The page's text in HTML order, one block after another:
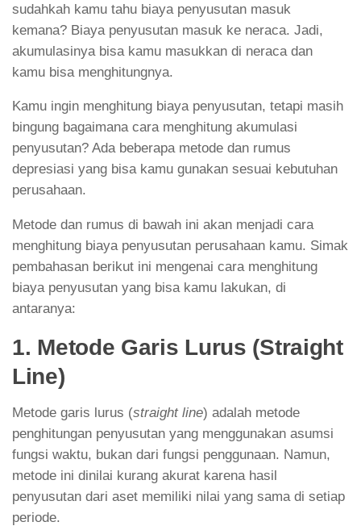
sudahkah kamu tahu biaya penyusutan masuk
kemana? Biaya penyusutan masuk ke neraca. Jadi,
akumulasinya bisa kamu masukkan di neraca dan
kamu bisa menghitungnya.
Kamu ingin menghitung biaya penyusutan, tetapi masih
bingung bagaimana cara menghitung akumulasi
penyusutan? Ada beberapa metode dan rumus
depresiasi yang bisa kamu gunakan sesuai kebutuhan
perusahaan.
Metode dan rumus di bawah ini akan menjadi cara
menghitung biaya penyusutan perusahaan kamu. Simak
pembahasan berikut ini mengenai cara menghitung
biaya penyusutan yang bisa kamu lakukan, di
antaranya:
1. Metode Garis Lurus (Straight
Line)
Metode garis lurus (straight line) adalah metode
penghitungan penyusutan yang menggunakan asumsi
fungsi waktu, bukan dari fungsi penggunaan. Namun,
metode ini dinilai kurang akurat karena hasil
penyusutan dari aset memiliki nilai yang sama di setiap
periode.